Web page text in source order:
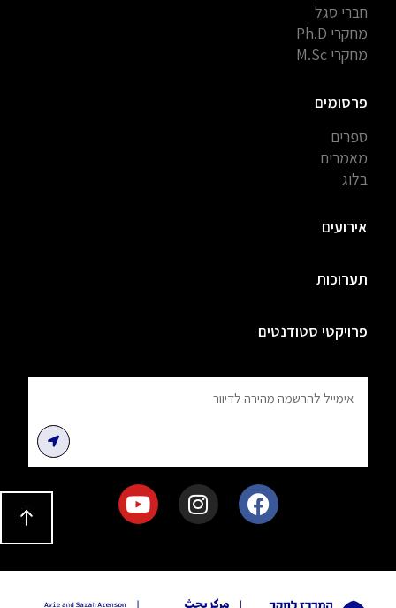
חברי סגל
מחקרי Ph.D
מחקרי M.Sc
פרסומים
ספרים
מאמרים
בלוג
אירועים
תערוכות
פרויקטי סטודנטים